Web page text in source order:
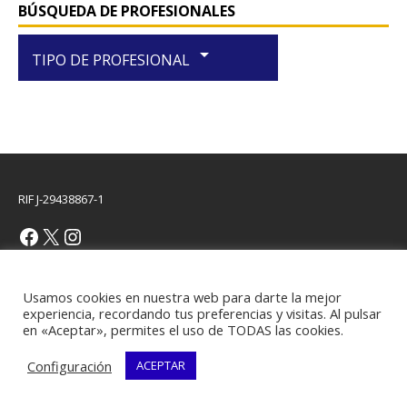
BÚSQUEDA DE PROFESIONALES
TIPO DE PROFESIONAL arrow_drop_down
RIF J-29438867-1
Usamos cookies en nuestra web para darte la mejor
experiencia, recordando tus preferencias y visitas. Al pulsar
en «Aceptar», permites el uso de TODAS las cookies.
Configuración
ACEPTAR